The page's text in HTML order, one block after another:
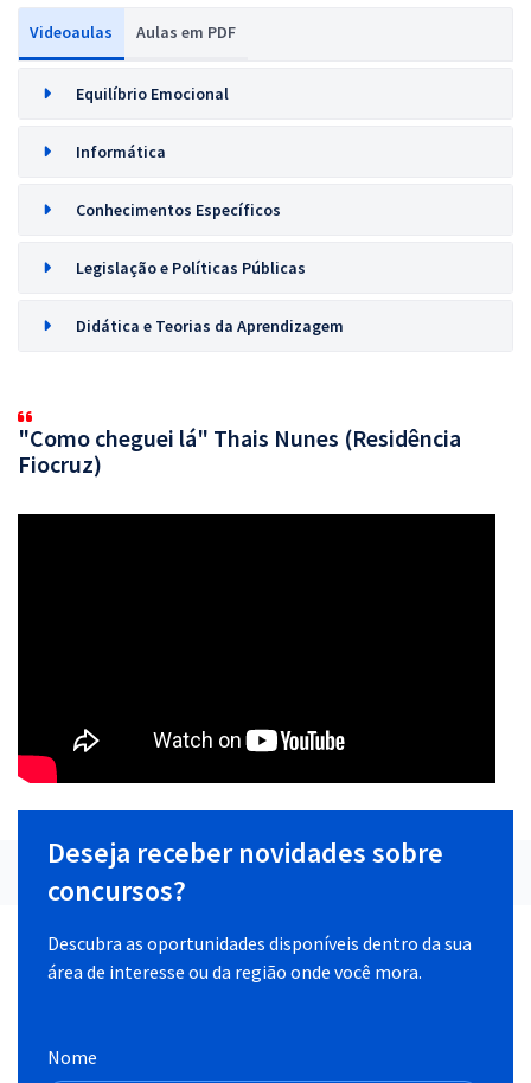
Videoaulas Aulas em PDF
Equilíbrio Emocional
Informática
Conhecimentos Específicos
Legislação e Políticas Públicas
Didática e Teorias da Aprendizagem
"Como cheguei lá" Thais Nunes (Residência
Fiocruz)
Deseja receber novidades sobre
concursos?
Descubra as oportunidades disponíveis dentro da sua
área de interesse ou da região onde você mora.
Nome